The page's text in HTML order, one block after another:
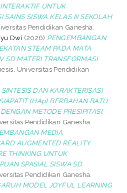
UNTUK
SAINS SISWA KELAS III SEKOLAH
Pendidikan Ganesha.
Dwi (2026) PENGEMBANGAN
STEAM PADA MATA
SD MATERI TRANSFORMASI
Universitas Pendidikan
SINTESIS DAN KARAKTERISASI
(HAp) BERBAHAN BATU
METODE PRESIPITASI.
Pendidikan Ganesha.
MEDIA
AUGMENTED REALITY
THINKING UNTUK
SPASIAL SISWA SD.
Pendidikan Ganesha.
MODEL JOYFUL LEARNING